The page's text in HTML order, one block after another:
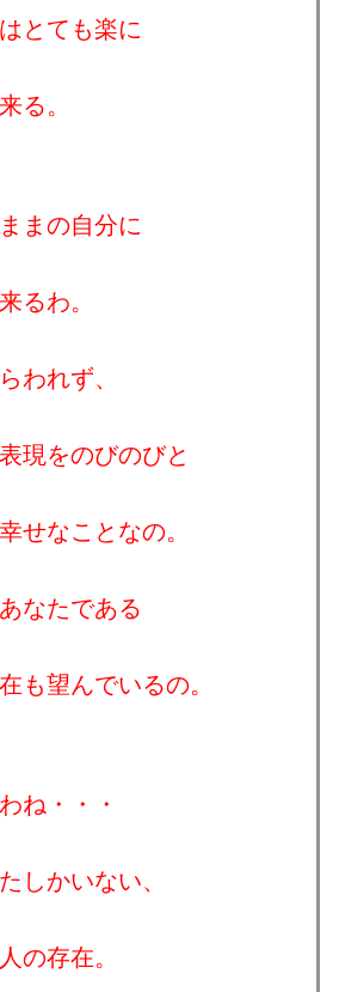
とても楽に
る。
まの自分に
るわ。
われず、
現をのびのびと
せなことなの。
なたである
も望んでいるの。
ね・・・
しかいない、
の存在。